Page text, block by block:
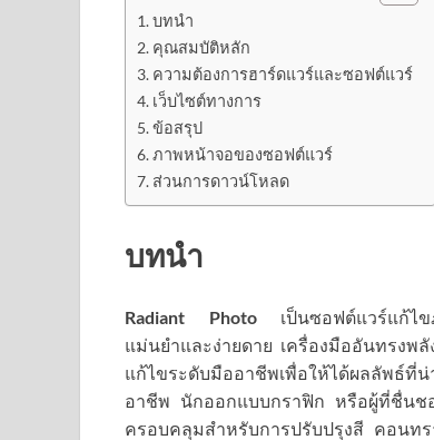
บทนำ
คุณสมบัติหลัก
ความต้องการฮาร์ดแวร์และซอฟต์แวร์
เว็บไซต์ทางการ
ข้อสรุป
ภาพหน้าจอของซอฟต์แวร์
ส่วนการดาวน์โหลด
บทนำ
Radiant Photo เป็นซอฟต์แวร์แก้ไ
แม่นยำและง่ายดาย เครื่องมืออันทรง
แก้ไขระดับมืออาชีพเพื่อให้ได้ผลลัพธ์
อาชีพ นักออกแบบกราฟิก หรือผู้ที่ชื่นช
ครอบคลุมสำหรับการปรับปรุงสี คอนท